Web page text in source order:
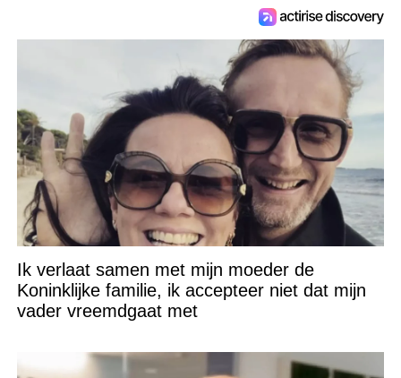
Ik verlaat samen met mijn moeder de
Koninklijke familie, ik accepteer niet dat mijn
vader vreemdgaat met